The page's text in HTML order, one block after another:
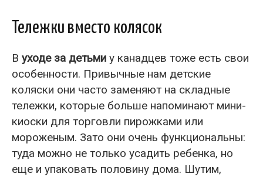
Тележки вместо колясок
В уходе за детьми у канадцев тоже есть свои
особенности. Привычные нам детские
коляски они часто заменяют на складные
тележки, которые больше напоминают мини-
киоски для торговли пирожками или
мороженым. Зато они очень функциональны:
туда можно не только усадить ребенка, но
еще и упаковать половину дома. Шутим,